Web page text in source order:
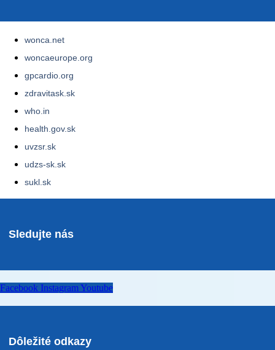
wonca.net
woncaeurope.org
gpcardio.org
zdravitask.sk
who.in
health.gov.sk
uvzsr.sk
udzs-sk.sk
sukl.sk
Sledujte nás
Facebook Instagram Youtube
Dôležité odkazy